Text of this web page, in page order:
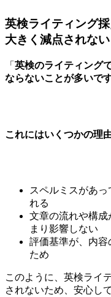
英検ライティング
大きく減点されない
「 英検のライティング
ならないことが多いです
これにはいくつかの理
スペルミスがあ
れる
文章の流れや構
まり影響しない
評価基準が、内容
ため
このように、英検ライ
されないため、安心し